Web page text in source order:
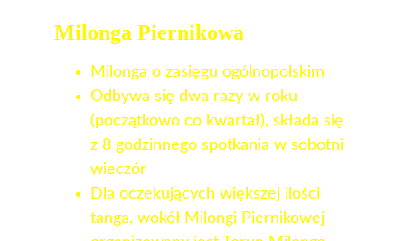
Milonga Piernikowa
Milonga o zasięgu ogólnopolskim
Odbywa się dwa razy w roku
(początkowo co kwartał), składa się
z 8 godzinnego spotkania w sobotni
wieczór
Dla oczekujących większej ilości
tanga, wokół Milongi Piernikowej